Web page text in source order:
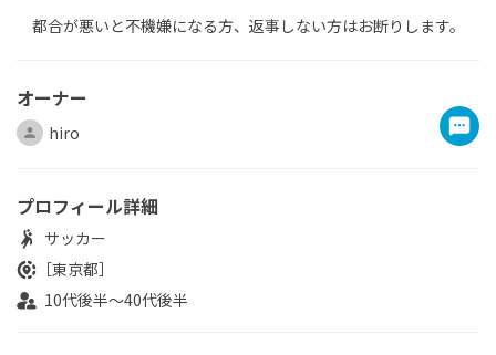
都合が悪いと不機嫌になる方、返事しない方はお断りします。
オーナー
hiro
プロフィール詳細
サッカー
［東京都］
10代後半～40代後半